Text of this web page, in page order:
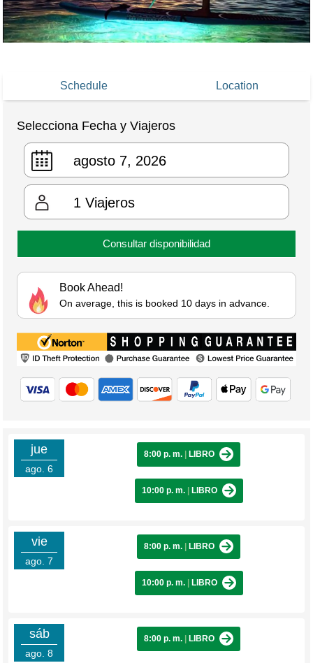
Schedule Location
Selecciona Fecha y Viajeros
1 Viajeros
Consultar disponibilidad
Book Ahead!
On average, this is booked 10 days in advance.
jue
ago. 6
8:00 p. m. LIBRO
10:00 p. m. LIBRO
vie
ago. 7
8:00 p. m. LIBRO
10:00 p. m. LIBRO
sáb
ago. 8
8:00 p. m. LIBRO